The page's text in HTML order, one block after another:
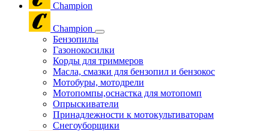
Champion
Champion
Бензопилы
Газонокосилки
Корды для триммеров
Масла, смазки для бензопил и бензокос
Мотобуры, мотодрели
Мотопомпы,оснастка для мотопомп
Опрыскиватели
Принадлежности к мотокультиваторам
Снегоуборщики